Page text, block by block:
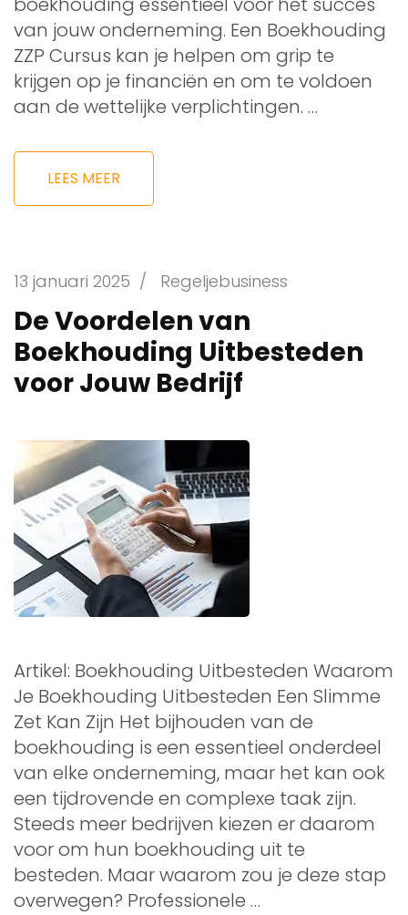
van jouw onderneming. Een Boekhouding
ZZP Cursus kan je helpen om grip te
krijgen op je financiën en om te voldoen
aan de wettelijke verplichtingen. …
LEES MEER
13 januari 2025 / Regeljebusiness
De Voordelen van
Boekhouding Uitbesteden
voor Jouw Bedrijf
Artikel: Boekhouding Uitbesteden Waarom
Je Boekhouding Uitbesteden Een Slimme
Zet Kan Zijn Het bijhouden van de
boekhouding is een essentieel onderdeel
van elke onderneming, maar het kan ook
een tijdrovende en complexe taak zijn.
Steeds meer bedrijven kiezen er daarom
voor om hun boekhouding uit te
besteden. Maar waarom zou je deze stap
overwegen? Professionele …